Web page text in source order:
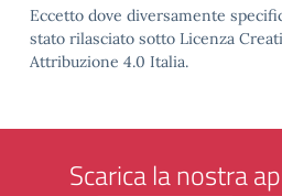
Eccetto dove diversamente
stato rilasciato sotto Licenza
Attribuzione 4.0 Italia.
Scarica la nostra